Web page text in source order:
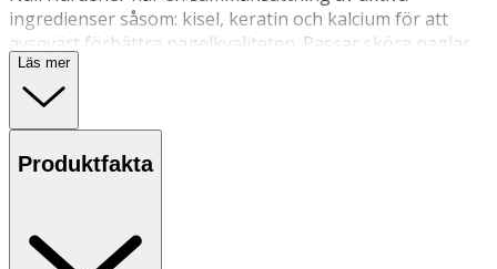
ingredienser såsom: kisel, keratin och kalcium för att
avsevärt förbättra nagelkvaliteten. Passar sköra naglar
som är mjuka och lätt går av eller naglar som är skadade
av annan nagelbehandling. Innehåller också extrakt med
patenterat kastanjextrakt. Samt ett patenterat komplex
känt för sin uppbyggande och stärkande effektt: AHA-
möjligt.
Läs mer
Produktfakta